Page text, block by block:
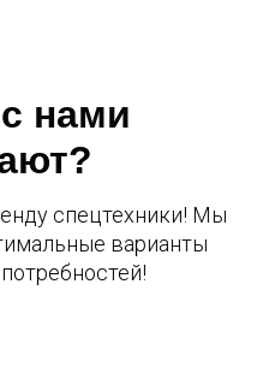
нами
спецтехники! Мы
варианты